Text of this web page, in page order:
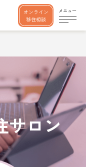
オンライン
移住相談
サロン